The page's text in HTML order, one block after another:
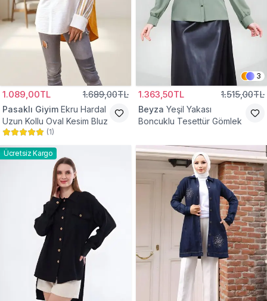
1.089,00TL 1.689,00TL
Pasaklı Giyim Ekru Hardal
Uzun Kollu Oval Kesim Bluz
(1)
3
1.363,50TL 1.515,00TL
Beyza Yeşil Yakası
Boncuklu Tesettür Gömlek
Ücretsiz Kargo